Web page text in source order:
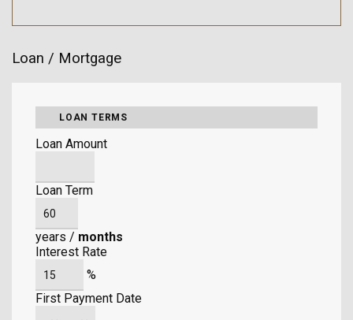
Loan / Mortgage
LOAN TERMS
Loan Amount
Loan Term
years / months
Interest Rate
%
First Payment Date